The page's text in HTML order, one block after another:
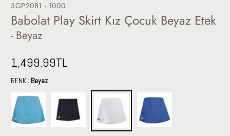
3GP2081 - 1000
Babolat Play Skirt Kız Çocuk Beyaz Etek
- Beyaz
1,499.99TL
RENK : Beyaz